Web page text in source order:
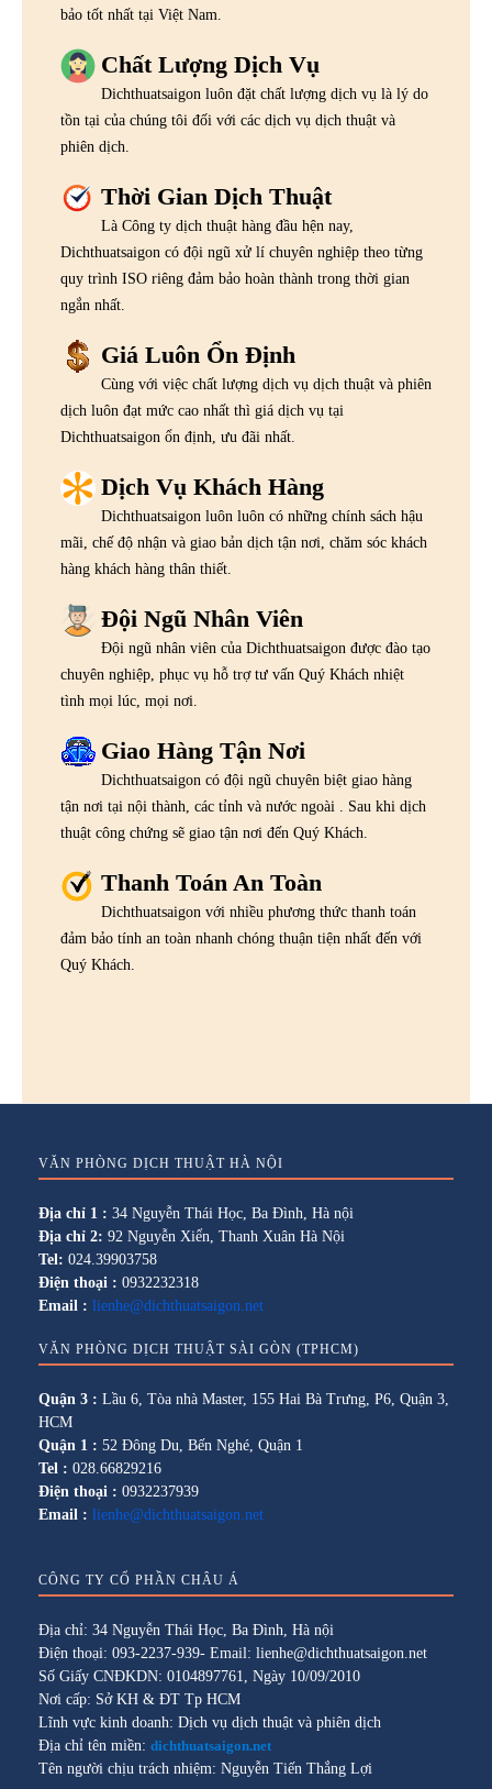
bảo tốt nhất tại Việt Nam.
Chất Lượng Dịch Vụ
Dichthuatsaigon luôn đặt chất lượng dịch vụ là lý do
tồn tại của chúng tôi đối với các dịch vụ dịch thuật và
phiên dịch.
Thời Gian Dịch Thuật
Là Công ty dịch thuật hàng đầu hện nay,
Dichthuatsaigon có đội ngũ xử lí chuyên nghiệp theo từng
quy trình ISO riêng đảm bảo hoàn thành trong thời gian
ngắn nhất.
Giá Luôn Ổn Định
Cùng với việc chất lượng dịch vụ dịch thuật và phiên
dịch luôn đạt mức cao nhất thì giá dịch vụ tại
Dichthuatsaigon ổn định, ưu đãi nhất.
Dịch Vụ Khách Hàng
Dichthuatsaigon luôn luôn có những chính sách hậu
mãi, chế độ nhận và giao bản dịch tận nơi, chăm sóc khách
hàng khách hàng thân thiết.
Đội Ngũ Nhân Viên
Đội ngũ nhân viên của Dichthuatsaigon được đào tạo
chuyên nghiệp, phục vụ hỗ trợ tư vấn Quý Khách nhiệt
tình mọi lúc, mọi nơi.
Giao Hàng Tận Nơi
Dichthuatsaigon có đội ngũ chuyên biệt giao hàng
tận nơi tại nội thành, các tỉnh và nước ngoài . Sau khi dịch
thuật công chứng sẽ giao tận nơi đến Quý Khách.
Thanh Toán An Toàn
Dichthuatsaigon với nhiều phương thức thanh toán
đảm bảo tính an toàn nhanh chóng thuận tiện nhất đến với
Quý Khách.
VĂN PHÒNG DỊCH THUẬT HÀ NỘI
Địa chỉ 1 : 34 Nguyễn Thái Học, Ba Đình, Hà nội
Địa chỉ 2: 92 Nguyễn Xiển, Thanh Xuân Hà Nội
Tel: 024.39903758
Điện thoại : 0932232318
Email : lienhe@dichthuatsaigon.net
VĂN PHÒNG DỊCH THUẬT SÀI GÒN (TPHCM)
Quận 3 : Lầu 6, Tòa nhà Master, 155 Hai Bà Trưng, P6, Quận 3,
HCM
Quận 1 : 52 Đông Du, Bến Nghé, Quận 1
Tel : 028.66829216
Điện thoại : 0932237939
Email : lienhe@dichthuatsaigon.net
CÔNG TY CỔ PHẦN CHÂU Á
Địa chỉ: 34 Nguyễn Thái Học, Ba Đình, Hà nội
Điện thoại: 093-2237-939- Email: lienhe@dichthuatsaigon.net
Số Giấy CNĐKDN: 0104897761, Ngày 10/09/2010
Nơi cấp: Sở KH & ĐT Tp HCM
Lĩnh vực kinh doanh: Dịch vụ dịch thuật và phiên dịch
Địa chỉ tên miền: dichthuatsaigon.net
Tên người chịu trách nhiệm: Nguyễn Tiến Thắng Lợi